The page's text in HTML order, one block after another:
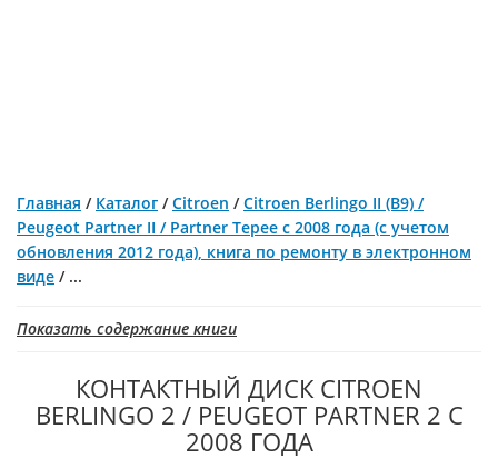
Главная / Каталог /Citroen /Citroen Berlingo II (B9) /
Peugeot Partner II / Partner Tepee с 2008 года (с учетом
обновления 2012 года), книга по ремонту в электронном
виде / ...
Показать содержание книги
КОНТАКТНЫЙ ДИСК CITROEN
BERLINGO 2 / PEUGEOT PARTNER 2 С
2008 ГОДА